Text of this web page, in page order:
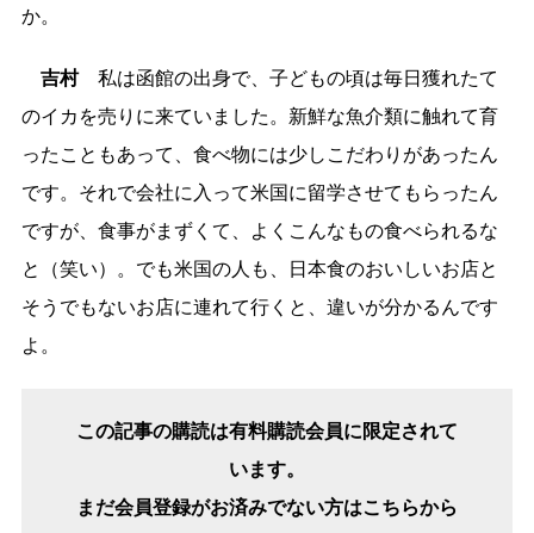
か。
吉村私は函館の出身で、子どもの頃は毎日獲れたて
のイカを売りに来ていました。新鮮な魚介類に触れて育
ったこともあって、食べ物には少しこだわりがあったん
です。それで会社に入って米国に留学させてもらったん
ですが、食事がまずくて、よくこんなもの食べられるな
と（笑い）。でも米国の人も、日本食のおいしいお店と
そうでもないお店に連れて行くと、違いが分かるんです
よ。
この記事の購読は有料購読会員に限定されて
います。
まだ会員登録がお済みでない方はこちらから